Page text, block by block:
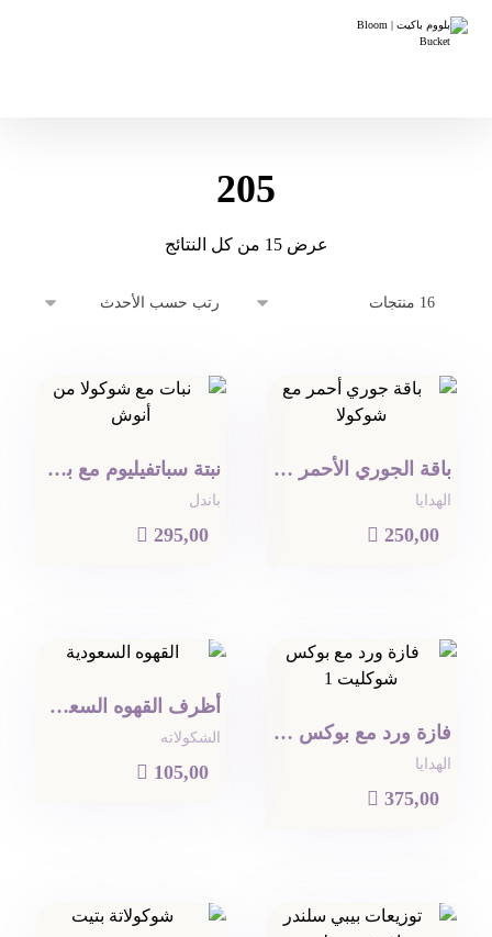
205
عرض ⁦15⁩ من كل النتائج
باقة الجوري الأحمر مع شوكولا
الهدايا
 250,00
نبتة سباتفيليوم مع بوكس شوكولا
باندل
 295,00
فازة ورد مع بوكس شوكولا
الهدايا
 375,00
أظرف القهوه السعودية
الشكولاته
 105,00